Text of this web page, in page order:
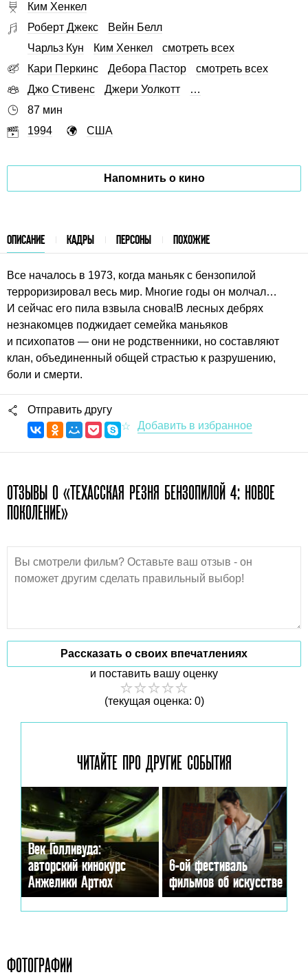
Ким Хенкел
Роберт Джекс
Вейн Белл
Чарльз Кун
Ким Хенкел
смотреть всех
Кари Перкинс
Дебора Пастор
смотреть всех
Джо Стивенс
Джери Уолкотт
…
87 мин
1994
США
Напомнить о кино
ОПИСАНИЕ КАДРЫ ПЕРСОНЫ ПОХОЖИЕ
Все началось в 1973, когда маньяк с бензопилой
терроризировал весь мир. Многие годы он молчал…
И сейчас его пила взвыла снова!В лесных дебрях
незнакомцев поджидает семейка маньяков
и психопатов — они не родственники, но составляют
клан, объединенный общей страстью к разрушению,
боли и смерти.
Отправить другу
ОТЗЫВЫ О «ТЕХАССКАЯ РЕЗНЯ БЕНЗОПИЛОЙ 4: НОВОЕ
ПОКОЛЕНИЕ»
Рассказать о своих впечатлениях
и поставить вашу оценку
(текущая оценка: 0)
ЧИТАЙТЕ ПРО ДРУГИЕ СОБЫТИЯ
Век Голливуда:
авторский кинокурс
Анжелики Артюх
6-ой фестиваль
фильмов об искусстве
ФОТОГРАФИИ